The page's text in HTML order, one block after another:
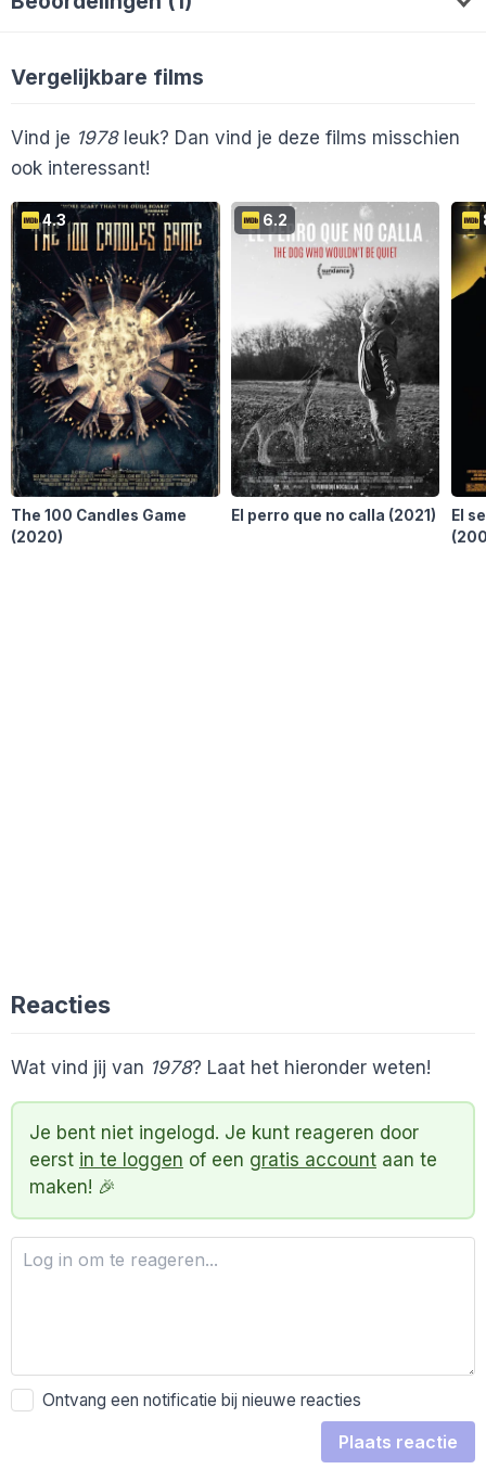
Vergelijkbare films
Vind je 1978leuk? Dan vind je deze films misschien
ook interessant!
4.3
The 100 Candles Game
(2020)
6.2
El perro que no calla (2021)
El
Reacties
Wat vind jij van 1978? Laat het hieronder weten!
Je bent niet ingelogd. Je kunt reageren door
eerst in te loggen of een gratis account aan te
maken! 🎉
Ontvang een notificatie bij nieuwe reacties
Plaats reactie